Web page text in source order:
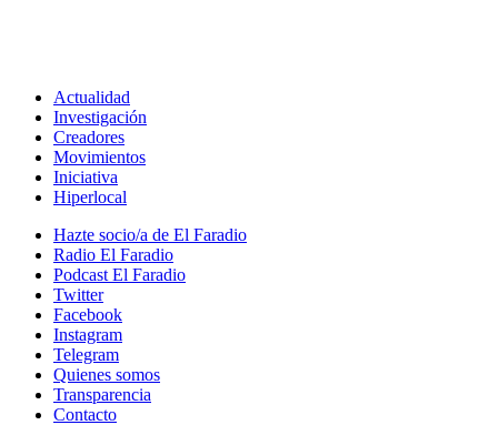
Actualidad
Investigación
Creadores
Movimientos
Iniciativa
Hiperlocal
Hazte socio/a de El Faradio
Radio El Faradio
Podcast El Faradio
Twitter
Facebook
Instagram
Telegram
Quienes somos
Transparencia
Contacto